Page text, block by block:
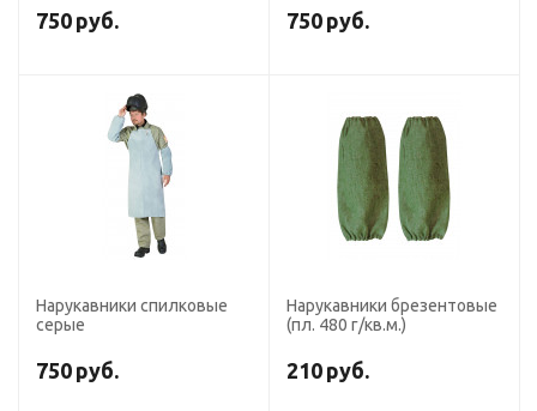
750 руб. 750 руб.
Нарукавники спилковые
серые
750 руб.
Нарукавники брезентовые
(пл. 480 г/кв.м.)
210 руб.